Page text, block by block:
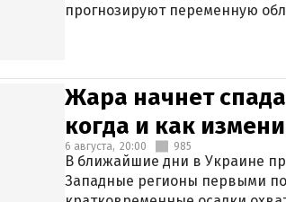
прогнозируют переменную
Жара начнет
когда и как
6 августа, 20:00 985
В ближайшие дни в Украине
Западные регионы первыми